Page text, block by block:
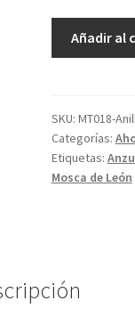
anzuelo
en
anilla,
mosca
Añadir al
SKU: MT018-
Categorías:
Etiquetas:
Mosca de León